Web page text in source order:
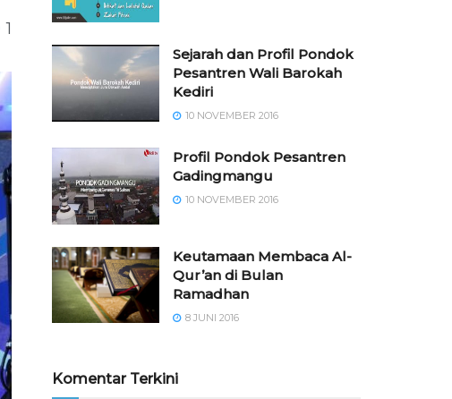
1
Sejarah dan Profil Pondok
Pesantren Wali Barokah
Kediri
10 NOVEMBER 2016
⁠⁠⁠Profil Pondok Pesantren
Gadingmangu
10 NOVEMBER 2016
Keutamaan Membaca Al-
Qur’an di Bulan
Ramadhan
8 JUNI 2016
Komentar Terkini